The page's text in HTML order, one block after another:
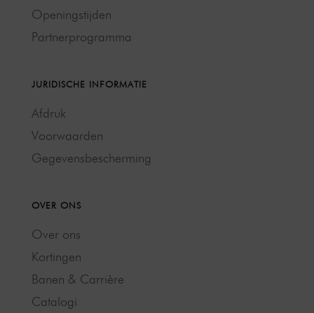
Openingstijden
Partnerprogramma
JURIDISCHE INFORMATIE
Afdruk
Voorwaarden
Gegevensbescherming
OVER ONS
Over ons
Kortingen
Banen & Carrière
Catalogi